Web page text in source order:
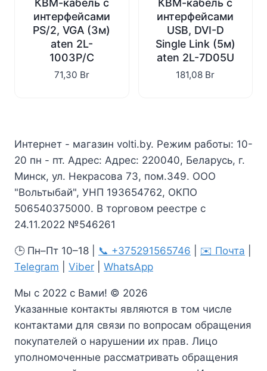
КВМ-кабель с
интерфейсами
PS/2, VGA (3м)
aten 2L-
1003P/C
71,30 Br
КВМ-кабель с
интерфейсами
USB, DVI-D
Single Link (5м)
aten 2L-7D05U
181,08 Br
Интернет - магазин volti.by. Режим работы: 10-
20 пн - пт. Адрес: Адрес: 220040, Беларусь, г.
Минск, ул. Некрасова 73, пом.349. ООО
"Вольтыбай", УНП 193654762, ОКПО
506540375000. В торговом реестре с
24.11.2022 №546261
🕒 Пн–Пт 10–18 | 📞 +375291565746 ✉️ Почта
Telegram
Viber WhatsApp
Мы с 2022 с Вами! © 2026
Указанные контакты являются в том числе
контактами для связи по вопросам обращения
покупателей о нарушении их прав. Лицо
уполномоченные рассматривать обращения